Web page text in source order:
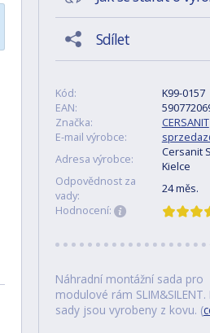
Sdílet
Kód:
K99-0157
EAN:
Značka:
CERSANIT
E-mail výrobce:
Adresa výrobce:
Cersanit
Kielce
Odpovědnost za
vady:
24 měs.
Hodnocení:
Náhradní montážní sada pro
modulové rám SLIM&SILENT.
sady jsou vyrobeny z kovu. (